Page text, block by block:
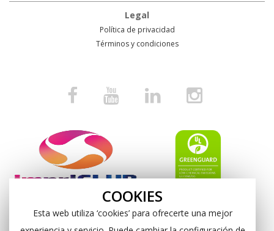
COOKIES
Esta web utiliza ‘cookies’ para ofrecerte una mejor
Legal
Política de privacidad
Términos y condiciones